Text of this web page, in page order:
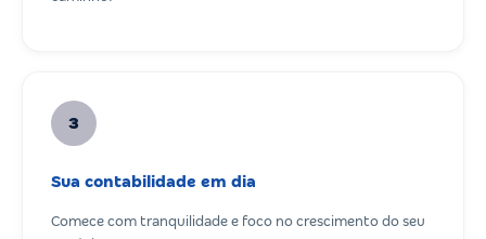
3
Sua contabilidade em dia
Comece com tranquilidade e foco no crescimento do seu